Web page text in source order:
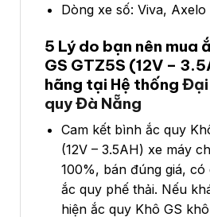
Dòng xe số: Viva, Axelo
5 Lý do bạn nên mua
GS GTZ5S (12V –
hãng tại Hệ thống Đ
quy Đà Nẵng
Cam kết bình ắc quy
(12V – 3.5AH) xe máy
100%, bán đúng giá,
ắc quy phế thải. Nếu
hiện ắc quy Khô GS